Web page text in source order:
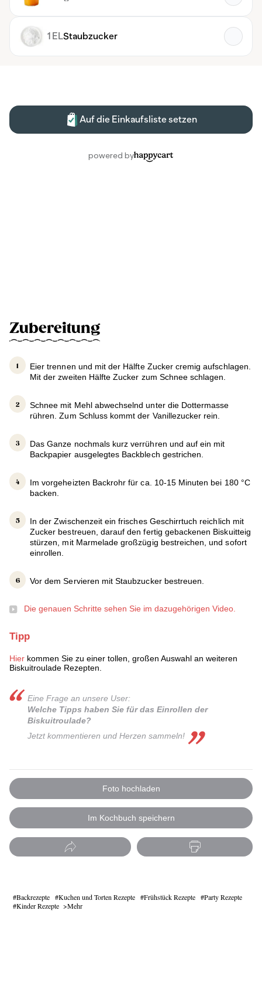
Zubereitung
Eier trennen und mit der Hälfte Zucker cremig aufschlagen.
Mit der zweiten Hälfte Zucker zum Schnee schlagen.
Schnee mit Mehl abwechselnd unter die Dottermasse
rühren. Zum Schluss kommt der Vanillezucker rein.
Das Ganze nochmals kurz verrühren und auf ein mit
Backpapier ausgelegtes Backblech gestrichen.
Im vorgeheizten Backrohr für ca. 10-15 Minuten bei 180 °C
backen.
In der Zwischenzeit ein frisches Geschirrtuch reichlich mit
Zucker bestreuen, darauf den fertig gebackenen Biskuitteig
stürzen, mit Marmelade großzügig bestreichen, und sofort
einrollen.
Vor dem Servieren mit Staubzucker bestreuen.
Die genauen Schritte sehen Sie im dazugehörigen Video.
Tipp
Hier kommen Sie zu einer tollen, großen Auswahl an weiteren
Biskuitroulade Rezepten.
Eine Frage an unsere User:
Welche Tipps haben Sie für das Einrollen der
Biskuitroulade?
Jetzt kommentieren und Herzen sammeln!
Foto hochladen
Im Kochbuch speichern
Backrezepte Kuchen und Torten Rezepte Frühstück Rezepte
Party Rezepte
Kinder Rezepte
Mehr